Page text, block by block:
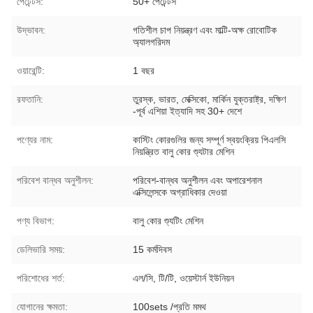
উদ্ভাবন:
গতিশীল চাপ নিয়ন্ত্রণ এবং মাল্টি-অক্ষ রোবোটিক
অ্যালগরিদম
ওয়ারেন্টি: 1 বছর
রফতানি:
তুরস্ক, ভারত, মেক্সিকো, মার্কিন যুক্তরাষ্ট্র, দক্ষিণ
-পূর্ব এশিয়া ইত্যাদি সহ 30+ দেশে
পণ্যের নাম:
কাস্টিং কোরগুলির জন্য সম্পূর্ণ স্বয়ংক্রিয় পিএলসি
নিয়ন্ত্রিত বালু কোর শ্যুটার মেশিন
পরিবেশ বান্ধব অনুশীলন:
পরিবেশ-বান্ধব অনুশীলন এবং অপারেশনাল
এক্সিলেন্সকে অগ্রাধিকার দেওয়া
পণ্য বিভাগ: বালু কোর শ্যুটিং মেশিন
ডেলিভারি সময়: 15 কর্মদিবস
পরিশোধের শর্ত: এল/সি, টি/টি, ওয়েস্টার্ন ইউনিয়ন
যোগানের ক্ষমতা: 100sets /প্রতি মমথ